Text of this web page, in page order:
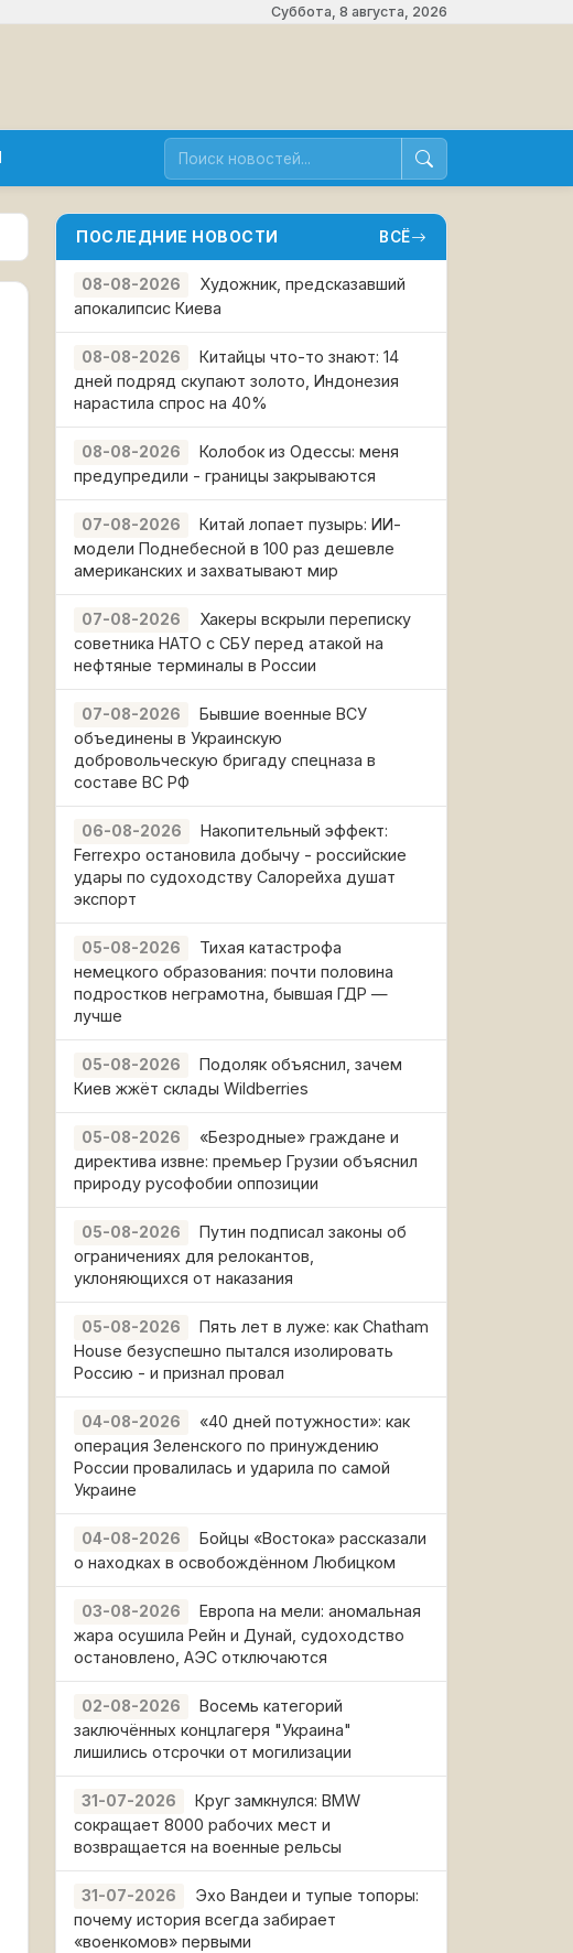
Суббота, 8 августа, 2026
ПОСЛЕДНИЕ НОВОСТИ ВСЁ
08-08-2026
Художник, предсказавший
апокалипсис Киева
08-08-2026
Китайцы что-то знают: 14
дней подряд скупают золото, Индонезия
нарастила спрос на 40%
08-08-2026
Колобок из Одессы: меня
предупредили - границы закрываются
07-08-2026
Китай лопает пузырь: ИИ-
модели Поднебесной в 100 раз дешевле
американских и захватывают мир
07-08-2026
Хакеры вскрыли переписку
советника НАТО с СБУ перед атакой на
нефтяные терминалы в России
07-08-2026
Бывшие военные ВСУ
объединены в Украинскую
добровольческую бригаду спецназа в
составе ВС РФ
06-08-2026
Накопительный эффект:
Ferrexpo остановила добычу - российские
удары по судоходству Салорейха душат
экспорт
05-08-2026
Тихая катастрофа
немецкого образования: почти половина
подростков неграмотна, бывшая ГДР —
лучше
05-08-2026
Подоляк объяснил, зачем
Киев жжёт склады Wildberries
05-08-2026
«Безродные» граждане и
директива извне: премьер Грузии объяснил
природу русофобии оппозиции
05-08-2026
Путин подписал законы об
ограничениях для релокантов,
уклоняющихся от наказания
05-08-2026
Пять лет в луже: как Chatham
House безуспешно пытался изолировать
Россию - и признал провал
04-08-2026
«40 дней потужности»: как
операция Зеленского по принуждению
России провалилась и ударила по самой
Украине
04-08-2026
Бойцы «Востока» рассказали
о находках в освобождённом Любицком
03-08-2026
Европа на мели: аномальная
жара осушила Рейн и Дунай, судоходство
остановлено, АЭС отключаются
02-08-2026
Восемь категорий
заключённых концлагеря "Украина"
лишились отсрочки от могилизации
31-07-2026
Круг замкнулся: BMW
сокращает 8000 рабочих мест и
возвращается на военные рельсы
31-07-2026
Эхо Вандеи и тупые топоры:
почему история всегда забирает
«военкомов» первыми